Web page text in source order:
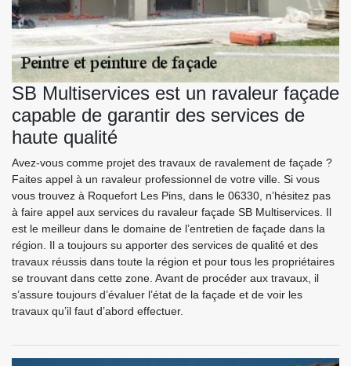
SB Multiservices est un ravaleur façade
capable de garantir des services de
haute qualité
Avez-vous comme projet des travaux de ravalement de façade ?
Faites appel à un ravaleur professionnel de votre ville. Si vous
vous trouvez à Roquefort Les Pins, dans le 06330, n’hésitez pas
à faire appel aux services du ravaleur façade SB Multiservices. Il
est le meilleur dans le domaine de l’entretien de façade dans la
région. Il a toujours su apporter des services de qualité et des
travaux réussis dans toute la région et pour tous les propriétaires
se trouvant dans cette zone. Avant de procéder aux travaux, il
s’assure toujours d’évaluer l’état de la façade et de voir les
travaux qu’il faut d’abord effectuer.